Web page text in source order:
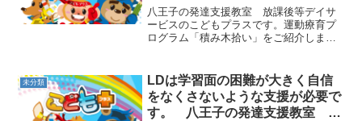
後等デイサービス
八王子の発達支援教室 放課後等デイサ
ービスのこどもプラスです。運動療育プ
ログラム「積み木拾い」をご紹介しま
す。例えば「積み木を４つ拾ってきてく
ださい」「赤い積み木を２つと...
未分類
LDは学習面の困難が大きく自信
をなくさないような支援が必要で
す。 八王子の発達支援教室 こ